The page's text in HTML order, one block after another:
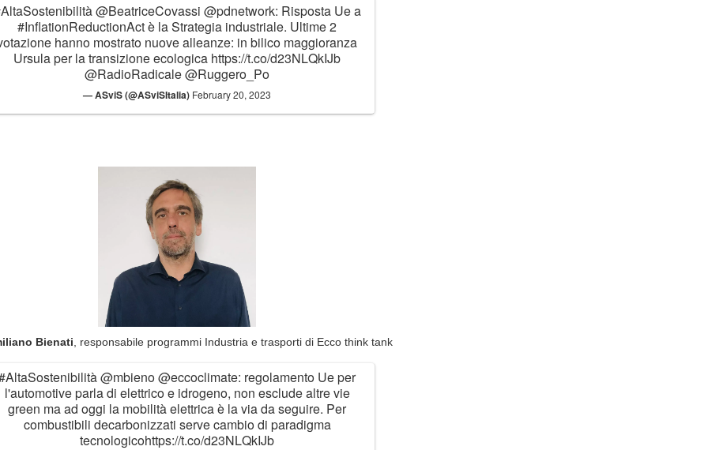
@BeatriceCovassi @pdnetwork: Risposta Ue a
#InflationReductionActè la Strategia industriale. Ultime 2
hanno mostrato nuove alleanze: in bilico maggioranza
Ursula per la transizione ecologica https://t.co/d23NLQkIJb
@RadioRadicale@Ruggero_Po
— ASviS (@ASviSItalia) February 20, 2023
Bienati , responsabile programmi Industria e trasporti di Ecco think tank
@mbieno@eccoclimate: regolamento Ue per
l'automotive parla di elettrico e idrogeno, non esclude altre vie
green ma ad oggi la mobilità elettrica è la via da seguire. Per
combustibili decarbonizzati serve cambio di paradigma
tecnologicohttps://t.co/d23NLQkIJb